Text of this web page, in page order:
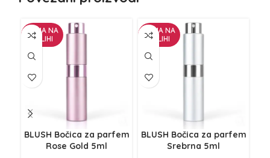
NEMA NA
ZALIHI
BLUSH Bočica za parfem
Rose Gold 5ml
NEMA NA
ZALIHI
BLUSH Bočica za parfem
Srebrna 5ml